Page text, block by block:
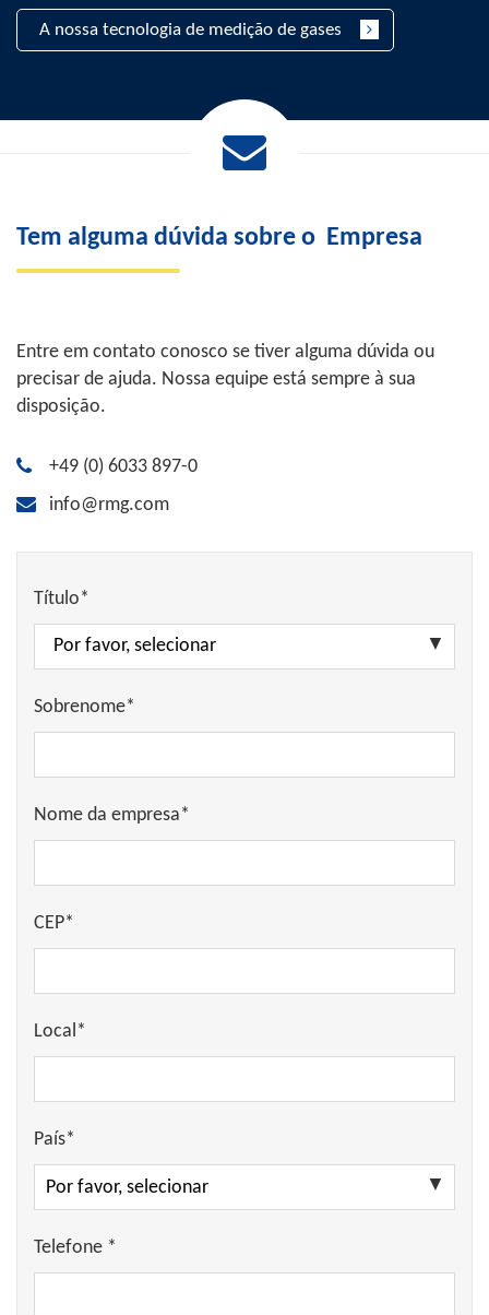
A nossa tecnologia de medição de gases
Tem alguma dúvida sobre o Empresa
Entre em contato conosco se tiver alguma dúvida ou
precisar de ajuda. Nossa equipe está sempre à sua
disposição.
+49 (0) 6033 897-0
info@rmg.com
Título*
Sobrenome*
Nome da empresa*
CEP*
Local*
País*
Telefone *